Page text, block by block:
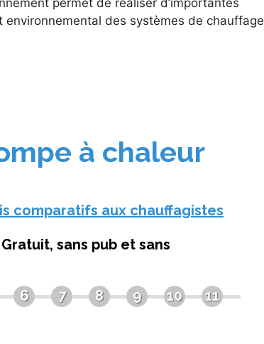
permet de réaliser d’importantes
environnemental des systèmes de chauffage